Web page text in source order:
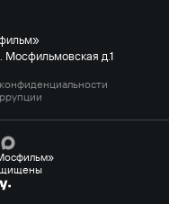
Мосфильмовская д.1